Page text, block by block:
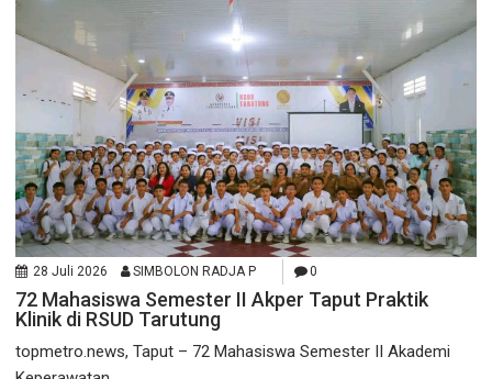
28 Juli 2026 SIMBOLON RADJA P 0
72 Mahasiswa Semester II Akper Taput Praktik
Klinik di RSUD Tarutung
topmetro.news, Taput – 72 Mahasiswa Semester II Akademi